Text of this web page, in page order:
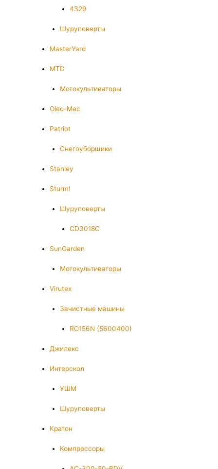
4329
Шуруповерты
MasterYard
MTD
Мотокультиваторы
Oleo-Mac
Patriot
Снегоуборщики
Stanley
Sturm!
Шуруповерты
CD3018C
SunGarden
Мотокультиваторы
Virutex
Зачистные машины
RO156N (5600400)
Джилекс
Интерскол
УШМ
Шуруповерты
Кратон
Компрессоры